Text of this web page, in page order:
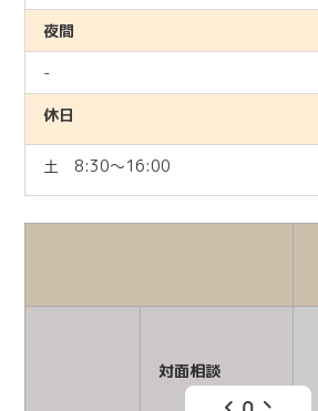
夜間
-
休日
土 8:30～16:00
対面相談